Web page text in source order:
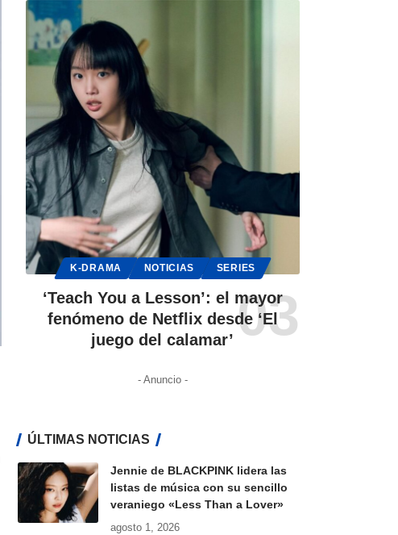
K-DRAMA NOTICIAS SERIES
‘Teach You a Lesson’: el mayor
fenómeno de Netflix desde ‘El
juego del calamar’
- Anuncio -
ÚLTIMAS NOTICIAS
Jennie de BLACKPINK lidera las
listas de música con su sencillo
veraniego «Less Than a Lover»
agosto 1, 2026